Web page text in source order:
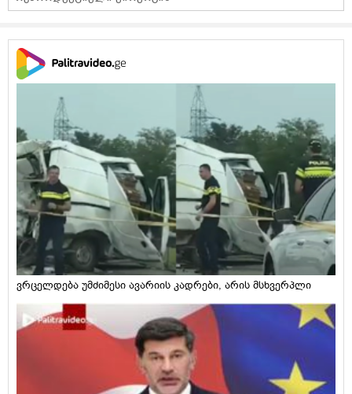
ვრცელდება უმძიმესი ავარიის კადრები, არის მსხვერპლი